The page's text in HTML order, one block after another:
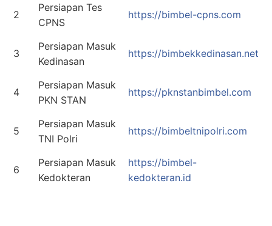
2
Persiapan Tes
CPNS
https://bimbel-cpns.com
3
Persiapan Masuk
Kedinasan
https://bimbekkedinasan.net
4
Persiapan Masuk
PKN STAN
https://pknstanbimbel.com
5
Persiapan Masuk
TNI Polri
https://bimbeltnipolri.com
6
Persiapan Masuk
Kedokteran
https://bimbel-
kedokteran.id